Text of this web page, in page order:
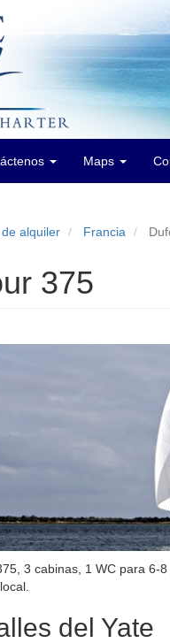
Maps
alquiler Francia
375
3 cabinas, 1 WC para 6-
del Yate